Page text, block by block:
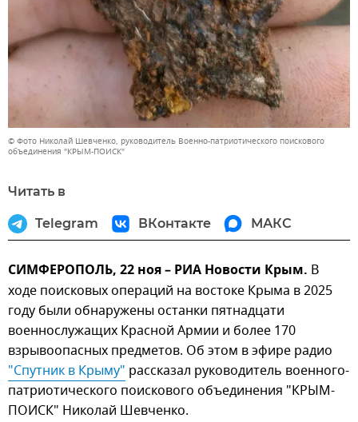
© Фото Николай Шевченко, руководитель Военно-патриотического поискового
объединения "КРЫМ-ПОИСК"
Читать в
Telegram ВКонтакте МАКС
СИМФЕРОПОЛЬ, 22 ноя – РИА Новости Крым. В
ходе поисковых операций на востоке Крыма в 2025
году были обнаружены останки пятнадцати
военнослужащих Красной Армии и более 170
взрывоопасных предметов. Об этом в эфире радио
"Спутник в Крыму" рассказал руководитель военного-
патриотического поискового объединения "КРЫМ-
ПОИСК" Николай Шевченко.